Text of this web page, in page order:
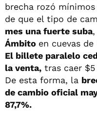
brecha rozó
de que el tipo de
mes una fuerte suba,
Ámbito en cuevas
El billete paralelo
la venta, tras caer
De esta forma, la
de cambio oficial
87,7%.